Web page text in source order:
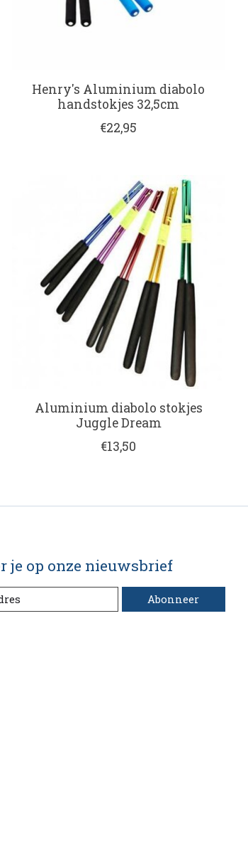
Henry's Aluminium diabolo
handstokjes 32,5cm
€22,95
Aluminium diabolo stokjes
Juggle Dream
€13,50
je op onze nieuwsbrief
Abonneer